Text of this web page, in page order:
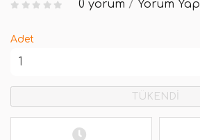
0 yorum / Yorum Yap
Adet
TÜKENDİ